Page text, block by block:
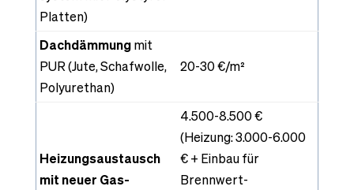
Platten)
Dachdämmungmit
PUR (Jute, Schafwolle,
Polyurethan)
20-30 €/m²
Heizungsaustausch
mit neuer Gas-
4.500-8.500 €
(Heizung: 3.000-6.000
€ + Einbau für
Brennwert-